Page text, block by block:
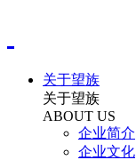
关于望族
关于望族
ABOUT US
企业简介
企业文化